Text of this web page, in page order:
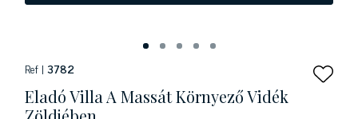
Ref | 3782
Eladó Villa A Massát Környező Vidék